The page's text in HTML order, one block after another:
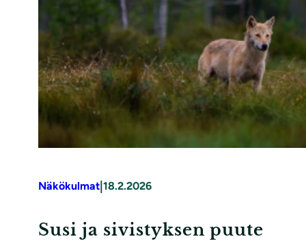
Näkökulmat 18.2.2026
Susi ja sivistyksen puute